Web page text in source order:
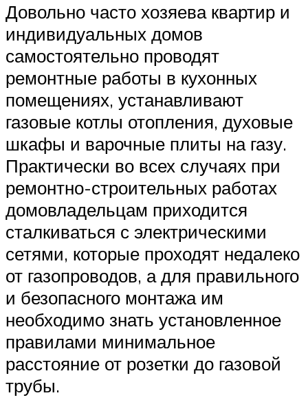
Довольно часто хозяева квартир и
индивидуальных домов
самостоятельно проводят
ремонтные работы в кухонных
помещениях, устанавливают
газовые котлы отопления, духовые
шкафы и варочные плиты на газу.
Практически во всех случаях при
ремонтно-строительных работах
домовладельцам приходится
сталкиваться с электрическими
сетями, которые проходят недалеко
от газопроводов, а для правильного
и безопасного монтажа им
необходимо знать установленное
правилами минимальное
расстояние от розетки до газовой
трубы.